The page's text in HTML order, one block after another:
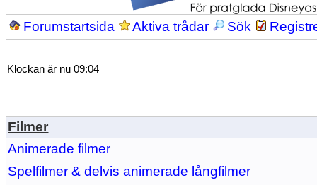
Forumstartsida Aktiva trådar Sök
Klockan är nu 09:04
Filmer
Animerade filmer
Spelfilmer & delvis animerade långfilmer